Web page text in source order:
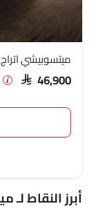
ميتسوبيشي اتراج
SAR 46,900
أبرز النقاط